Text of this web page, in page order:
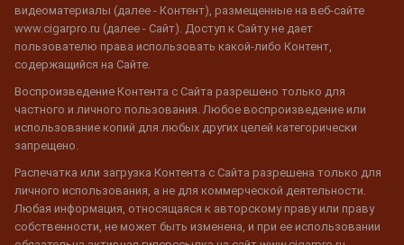
видеоматериалы (далее - Контент), размещенные на веб-сайте
www.cigarpro.ru (далее - Сайт). Доступ к Сайту не дает
пользователю права использовать какой-либо Контент,
содержащийся на Сайте.
Воспроизведение Контента с Сайта разрешено только для
частного и личного пользования. Любое воспроизведение или
использование копий для любых других целей категорически
запрещено.
Распечатка или загрузка Контента с Сайта разрешена только для
личного использования, а не для коммерческой деятельности.
Любая информация, относящаяся к авторскому праву или праву
собственности, не может быть изменена, и при ее использовании